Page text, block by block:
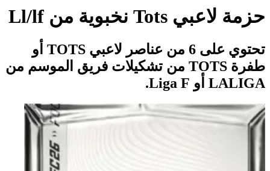
حزمة لاعبي Tots نخبوية من Ll/lf
تحتوي على 6 من عناصر لاعبي TOTS أو
طفرة TOTS من تشكيلات فريق الموسم من
LALIGA أو Liga F.